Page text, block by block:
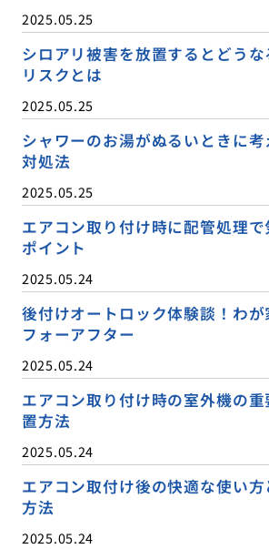
2025.05.25
シロアリ被害を放置するとどう
リスクとは
2025.05.25
シャワーのお湯がぬるいときに
対処法
2025.05.25
エアコン取り付け時に配管処理
ポイント
2025.05.24
後付けオートロック体験談！わ
フォーアフター
2025.05.24
エアコン取り付け時の室外機の
置方法
2025.05.24
エアコン取付け後の快適な使い
方法
2025.05.24